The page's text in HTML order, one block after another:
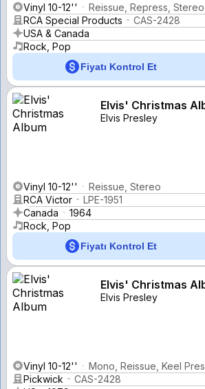
Vinyl 10-12''
Reissue, Repress, Stereo
RCA Special Products
CAS-2428
USA & Canada
Rock, Pop
Fiyatı Kontrol Et
Elvis' Christmas
Elvis Presley
Vinyl 10-12''
Reissue, Stereo
RCA Victor
LPE-1951
Canada
1964
Rock, Pop
Fiyatı Kontrol Et
Elvis' Christmas
Elvis Presley
Vinyl 10-12''
Mono, Reissue, Keel
Pickwick
CAS-2428